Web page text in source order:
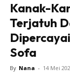
Kanak-
Terjatuh
Sofa
By Nana - 14 Mei